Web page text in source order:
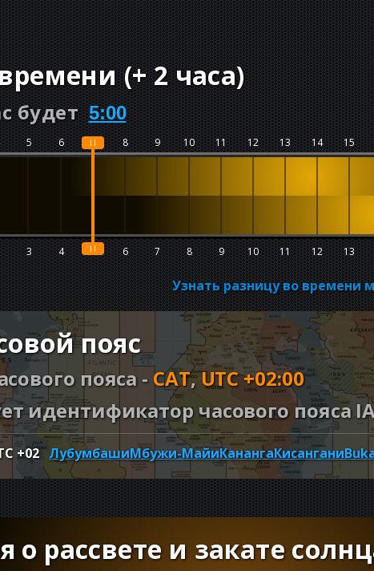
(+2 часа)
будет 5:00
5 6 7 8 9 10 11 12 13 14 15
3 4 5 6 7 8 9 10 11 12 13
Узнать разницу во
пояс
пояса - CAT,UTC +02:00
идентификатор часового пояса
+02 ЛубумбашиМбужи-МайиКанангаКисангани
рассвете и закате